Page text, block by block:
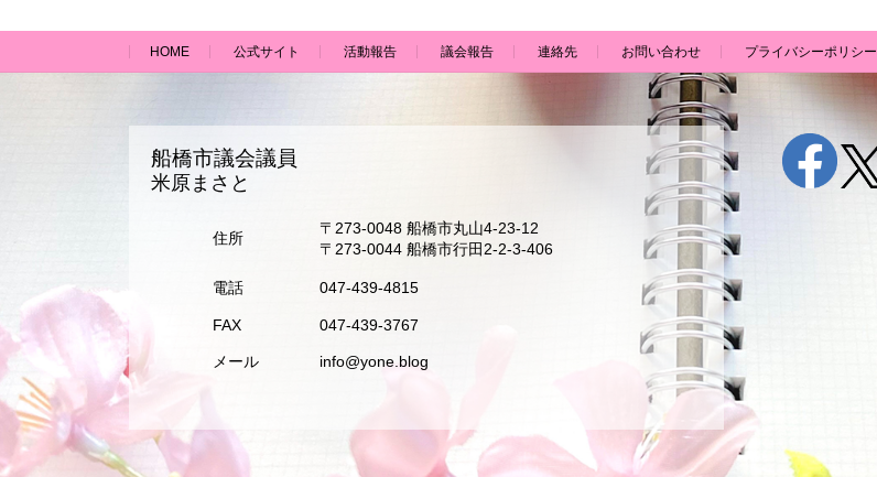
HOME 公式サイト 活動報告 議会報告 連絡先 お問い合わせ プライバシーポリシー
船橋市議会議員
米原まさと
住所
〒273-0048 船橋市丸山4-23-12
〒273-0044 船橋市行田2-2-3-406
電話 047-439-4815
FAX 047-439-3767
メール info@yone.blog